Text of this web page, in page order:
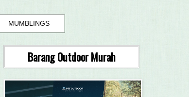
MUMBLINGS
Barang Outdoor Murah